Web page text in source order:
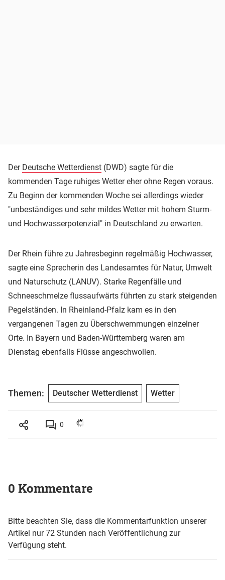
Der Deutsche Wetterdienst (DWD) sagte für die
kommenden Tage ruhiges Wetter eher ohne Regen voraus.
Zu Beginn der kommenden Woche sei allerdings wieder
"unbeständiges und sehr mildes Wetter mit hohem Sturm-
und Hochwasserpotenzial" in Deutschland zu erwarten.
Der Rhein führe zu Jahresbeginn regelmäßig Hochwasser,
sagte eine Sprecherin des Landesamtes für Natur, Umwelt
und Naturschutz (LANUV). Starke Regenfälle und
Schneeschmelze flussaufwärts führten zu stark steigenden
Pegelständen. In Rheinland-Pfalz kam es in den
vergangenen Tagen zu Überschwemmungen einzelner
Orte. In Bayern und Baden-Württemberg waren am
Dienstag ebenfalls Flüsse angeschwollen.
Themen: Deutscher Wetterdienst Wetter
0
0 Kommentare
Bitte beachten Sie, dass die Kommentarfunktion unserer
Artikel nur 72 Stunden nach Veröffentlichung zur
Verfügung steht.